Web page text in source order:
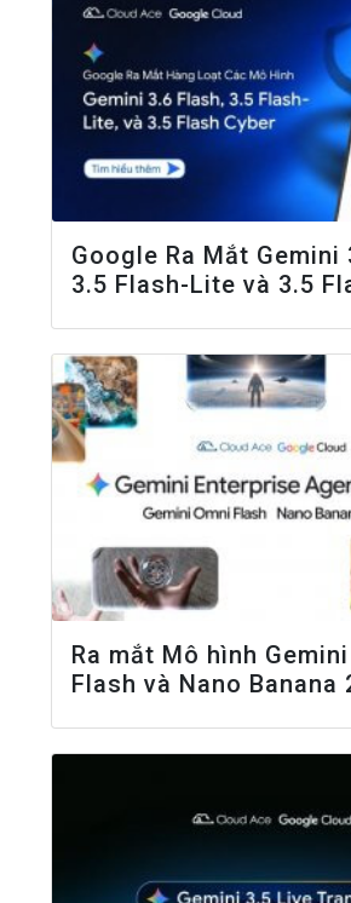
Google Ra Mắt Gemini
3.5 Flash-Lite và 3.5
Ra mắt Mô hình
Flash và Nano Banana